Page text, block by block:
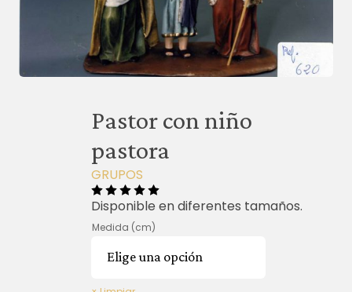
Pastor con niño
pastora
GRUPOS
Disponible en diferentes tamaños.
Medida (cm)